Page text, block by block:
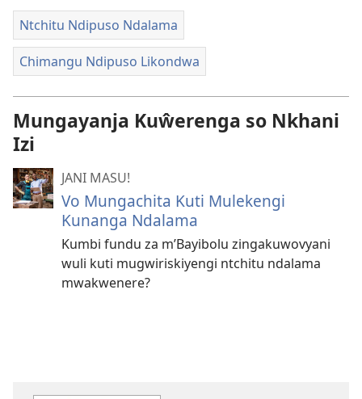
Ntchitu Ndipuso Ndalama
Chimangu Ndipuso Likondwa
Mungayanja Kuŵerenga so Nkhani
Izi
JANI MASU!
Vo Mungachita Kuti Mulekengi
Kunanga Ndalama
Kumbi fundu za m’Bayibolu zingakuwovyani
wuli kuti mugwiriskiyengi ntchitu ndalama
mwakwenere?